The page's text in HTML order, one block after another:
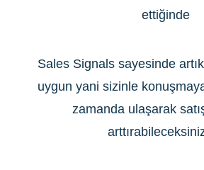
ettiğinde
Sales Signals sayesinde
uygun yani sizinle
zamanda ulaşarak